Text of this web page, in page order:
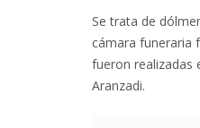
Se trata de
cámara funeraria
fueron realizadas
Aranzadi.